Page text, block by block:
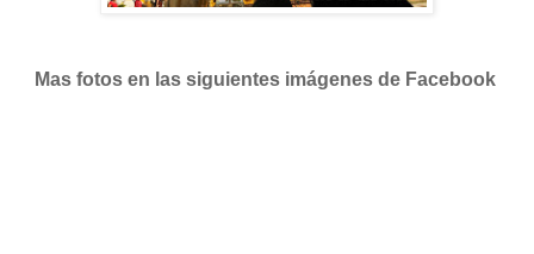
Mas fotos en las siguientes imágenes de Facebook